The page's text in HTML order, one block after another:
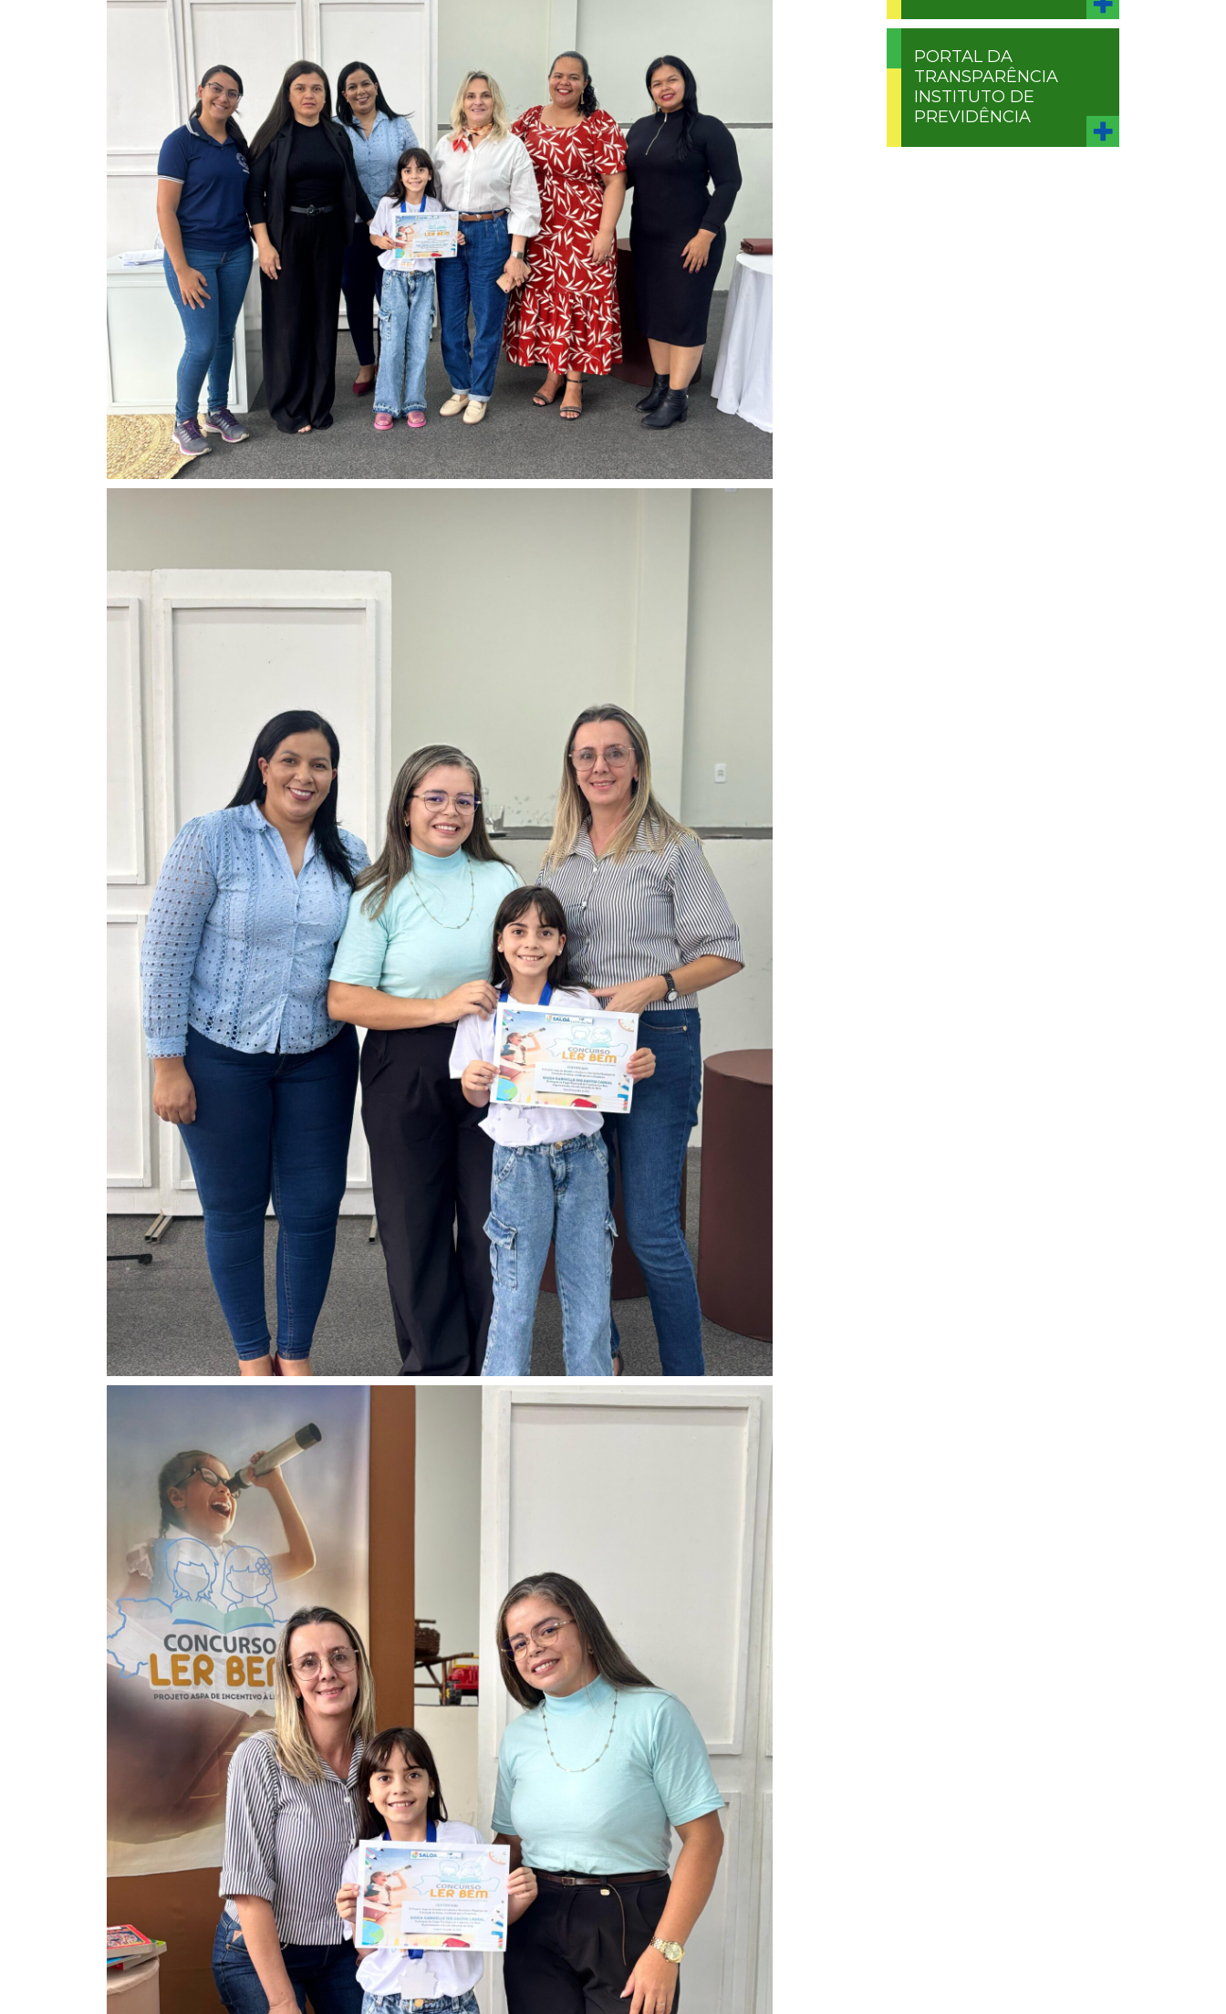
PORTAL DA
TRANSPARÊNCIA
INSTITUTO DE
PREVIDÊNCIA